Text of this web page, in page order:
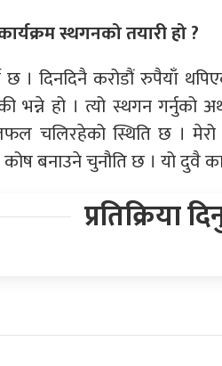
स्थगनको तयारी हो ?
। दिनदिनै करोडौं रुपैयाँ
हो । त्यो स्थगन गर्नुको
चलिरहेको स्थिति छ । मेरो
बनाउने चुनौति छ । यो दुवै
प्रतिक्रिया